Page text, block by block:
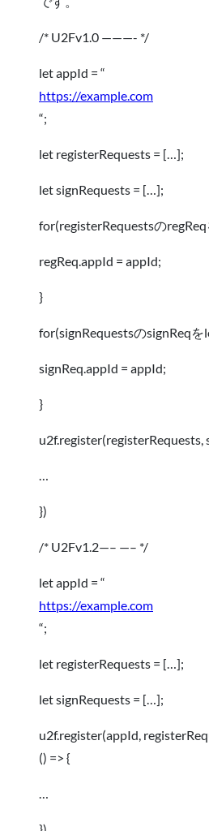
/* U2Fv1.0 ———- */
let appId = “
https://example.com
“;
let registerRequests = […];
let signRequests = […];
for(registerRequestsの
regReq.appId = appId;
}
for(signRequestsのsignReqを
signReq.appId = appId;
}
u2f.register(registerRequests,
…
})
/* U2Fv1.2—– —– */
let appId = “
https://example.com
“;
let registerRequests = […];
let signRequests = […];
u2f.register(appId,
() => {
…